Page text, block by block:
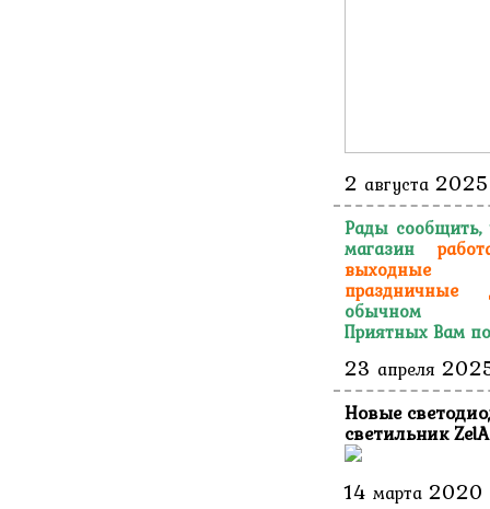
2 августа 2025
Рады
магазин
праздничные
обычном
Приятных Вам
23 апреля
Новые
светильник
14 марта 2020